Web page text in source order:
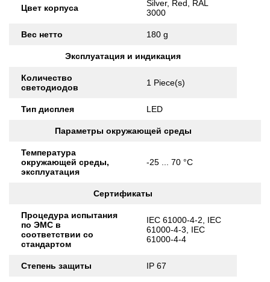
Цвет корпуса
Silver, Red, RAL
3000
Вес нетто 180 g
Эксплуатация и индикация
Количество
светодиодов
1 Piece(s)
Тип дисплея LED
Параметры окружающей среды
Температура
окружающей среды,
эксплуатация
-25 ... 70 °C
Сертификаты
Процедура испытания
по ЭМС в
соответствии со
стандартом
IEC 61000-4-2, IEC
61000-4-3, IEC
61000-4-4
Степень защиты IP 67